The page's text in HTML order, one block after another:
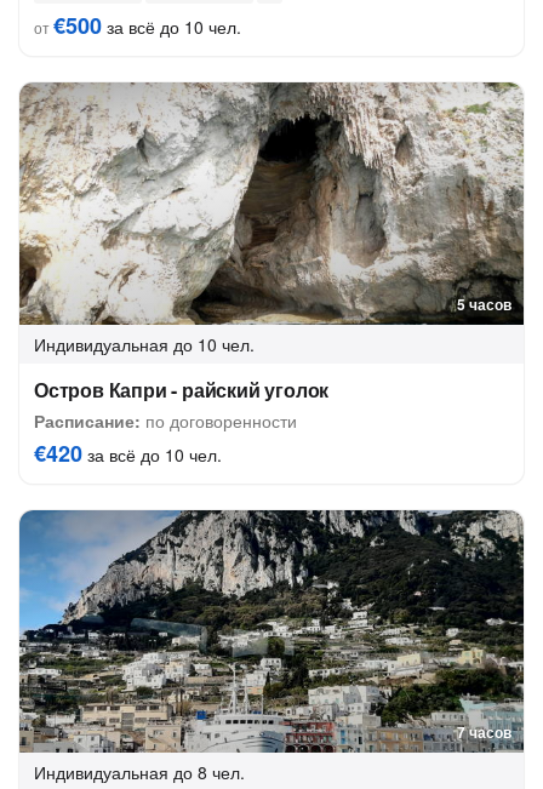
от€500 за всё до 10 чел.
5 часов
Индивидуальная до 10 чел.
Остров Капри - райский уголок
Расписание: по договоренности
€420 за всё до 10 чел.
7 часов
Индивидуальная до 8 чел.